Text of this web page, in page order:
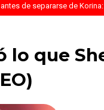
de separarse de
lo que